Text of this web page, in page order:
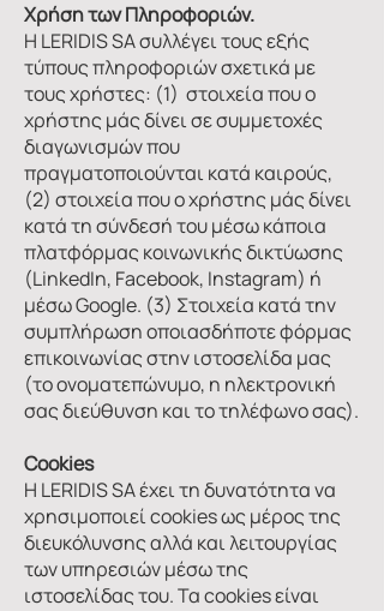
Χρήση των Πληροφοριών.
Η LERIDIS SA συλλέγει τους εξής
τύπους πληροφοριών σχετικά με
τους χρήστες: (1) στοιχεία που ο
χρήστης μάς δίνει σε συμμετοχές
διαγωνισμών που
πραγματοποιούνται κατά καιρούς,
(2) στοιχεία που ο χρήστης μάς δίνει
κατά τη σύνδεσή του μέσω κάποια
πλατφόρμας κοινωνικής δικτύωσης
(LinkedIn, Facebook, Instagram) ή
μέσω Google. (3) Στοιχεία κατά την
συμπλήρωση οποιασδήποτε φόρμας
επικοινωνίας στην ιστοσελίδα μας
(το ονοματεπώνυμο, η ηλεκτρονική
σας διεύθυνση και το τηλέφωνο σας).
Cookies
Η LERIDIS SA έχει τη δυνατότητα να
χρησιμοποιεί cookies ως μέρος της
διευκόλυνσης αλλά και λειτουργίας
των υπηρεσιών μέσω της
ιστοσελίδας του. Τα cookies είναι